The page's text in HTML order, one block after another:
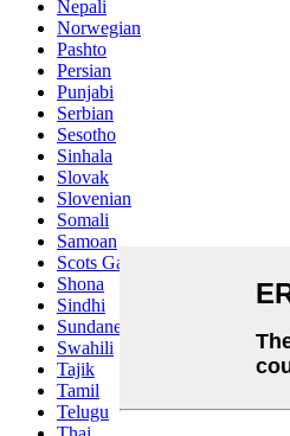
Nepali
Norwegian
Pashto
Persian
Punjabi
Serbian
Sesotho
Sinhala
Slovak
Slovenian
Somali
Samoan
Scots Gaelic
Shona
Sindhi
Sundanese
Swahili
Tajik
Tamil
Telugu